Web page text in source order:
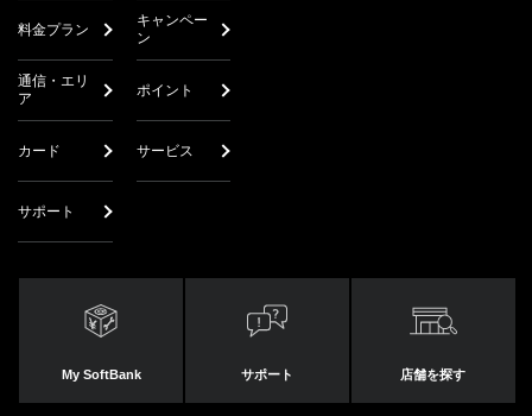
料金プラン
キャンペー
ン
通信・エリ
ア
ポイント
カード サービス
サポート
My SoftBank サポート 店舗を探す